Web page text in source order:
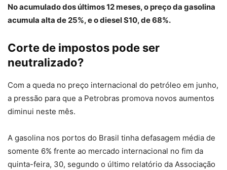
No acumulado dos últimos 12 meses, o preço da gasolina
acumula alta de 25%, e o diesel S10, de 68%.
Corte de impostos pode ser
neutralizado?
Com a queda no preço internacional do petróleo em junho,
a pressão para que a Petrobras promova novos aumentos
diminui neste mês.
A gasolina nos portos do Brasil tinha defasagem média de
somente 6% frente ao mercado internacional no fim da
quinta-feira, 30, segundo o último relatório da Associação